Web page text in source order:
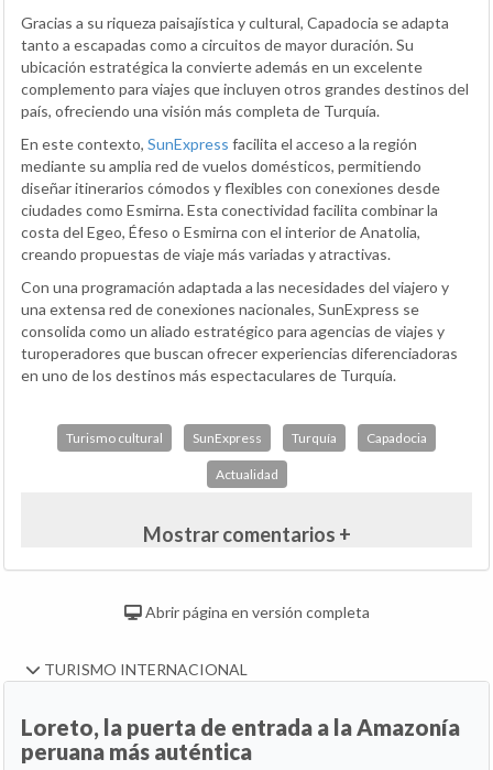
Gracias a su riqueza paisajística y cultural, Capadocia se adapta
tanto a escapadas como a circuitos de mayor duración. Su
ubicación estratégica la convierte además en un excelente
complemento para viajes que incluyen otros grandes destinos del
país, ofreciendo una visión más completa de Turquía.
En este contexto, SunExpress facilita el acceso a la región
mediante su amplia red de vuelos domésticos, permitiendo
diseñar itinerarios cómodos y flexibles con conexiones desde
ciudades como Esmirna. Esta conectividad facilita combinar la
costa del Egeo, Éfeso o Esmirna con el interior de Anatolia,
creando propuestas de viaje más variadas y atractivas.
Con una programación adaptada a las necesidades del viajero y
una extensa red de conexiones nacionales, SunExpress se
consolida como un aliado estratégico para agencias de viajes y
turoperadores que buscan ofrecer experiencias diferenciadoras
en uno de los destinos más espectaculares de Turquía.
Turismo cultural SunExpress Turquía Capadocia
Actualidad
Mostrar comentarios +
Abrir página en versión completa
TURISMO INTERNACIONAL
Loreto, la puerta de entrada a la Amazonía
peruana más auténtica